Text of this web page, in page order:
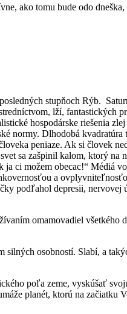
ako tomu bude odo
stupňoch Rýb.
lží, fantastických
hospodárske riešenia
normy. Dlhodobá kvadratúra
peniaze. Ak si človek
sa zašpinil kalom, ktorý na
ci možem obecac!“ Médiá
a
podľahol depresii, nervovej
omamovadiel všetkého
osobností. Slabí, a
poľa zeme, vyskúšať
planét, ktorú na začiatku